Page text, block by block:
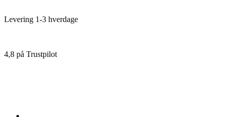
Levering 1-3 hverdage
4,8 på Trustpilot